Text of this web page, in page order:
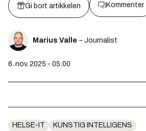
Gi bort artikkelen Kommenter
Marius Valle – Journalist
6. nov. 2025 - 05:00
HELSE-IT KUNSTIG INTELLIGENS